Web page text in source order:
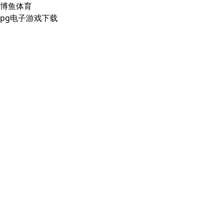
博鱼体育
pg电子游戏下载